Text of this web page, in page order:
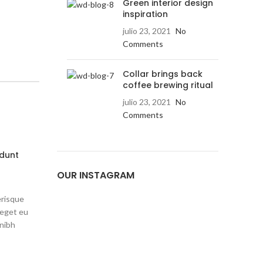
eu
Green interior design
inspiration
julio 23, 2021
No
Comments
Collar brings back
coffee brewing ritual
julio 23, 2021
No
Comments
OUR INSTAGRAM